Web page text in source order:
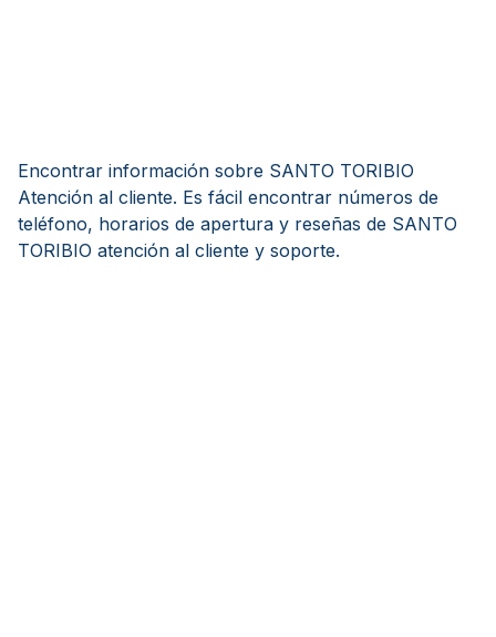
Encontrar información sobre SANTO TORIBIO
Atención al cliente. Es fácil encontrar números de
teléfono, horarios de apertura y reseñas de SANTO
TORIBIO atención al cliente y soporte.